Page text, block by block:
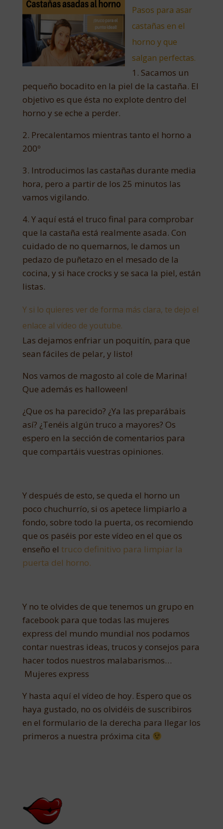
Pasos para asar
castañas en el
horno y que
salgan perfectas.
1. Sacamos un
pequeño bocadito en la piel de la castaña. El
objetivo es que ésta no explote dentro del
horno y se eche a perder.
2. Precalentamos mientras tanto el horno a
200º
3. Introducimos las castañas durante media
hora, pero a partir de los 25 minutos las
vamos vigilando.
4. Y aquí está el truco final para comprobar
que la castaña está realmente asada. Con
cuidado de no quemarnos, le damos un
pedazo de puñetazo en el mesado de la
cocina, y si hace crocks y se saca la piel, están
listas.
Y si lo quieres ver de forma más clara, te dejo el
enlace al vídeo de youtube.
Las dejamos enfriar un poquitín, para que
sean fáciles de pelar, y listo!
Nos vamos de magosto al cole de Marina!
Que además es halloween!
¿Que os ha parecido? ¿Ya las preparábais
así? ¿Tenéis algún truco a mayores? Os
espero en la sección de comentarios para
que compartáis vuestras opiniones.
Y después de esto, se queda el horno un
poco chuchurrío, si os apetece limpiarlo a
fondo, sobre todo la puerta, os recomiendo
que os paséis por este vídeo en el que os
enseño el truco definitivo para limpiar la
puerta del horno.
Y no te olvides de que tenemos un grupo en
facebook para que todas las mujeres
express del mundo mundial nos podamos
contar nuestras ideas, trucos y consejos para
hacer todos nuestros malabarismos…
Mujeres express
Y hasta aquí el vídeo de hoy. Espero que os
haya gustado, no os olvidéis de suscribiros
en el formulario de la derecha para llegar los
primeros a nuestra próxima cita